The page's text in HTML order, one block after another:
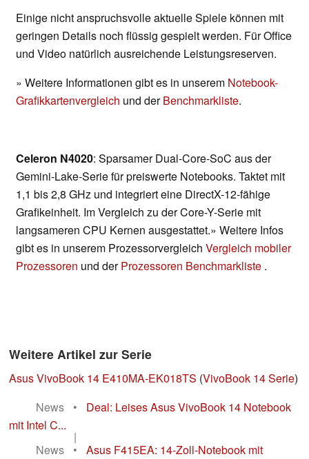
Einige nicht anspruchsvolle aktuelle Spiele können mit
geringen Details noch flüssig gespielt werden. Für Office
und Video natürlich ausreichende Leistungsreserven.
» Weitere Informationen gibt es in unserem Notebook-
Grafikkartenvergleich und derBenchmarkliste.
Celeron N4020: Sparsamer Dual-Core-SoC aus der
Gemini-Lake-Serie für preiswerte Notebooks. Taktet mit
1,1 bis 2,8 GHz und integriert eine DirectX-12-fähige
Grafikeinheit. Im Vergleich zu der Core-Y-Serie mit
langsameren CPU Kernen ausgestattet.» Weitere Infos
gibt es in unserem Prozessorvergleich Vergleich mobiler
Prozessoren und derProzessoren Benchmarkliste .
Weitere Artikel zur Serie
Asus VivoBook 14 E410MA-EK018TS (VivoBook 14 Serie)
News
•
Deal: Leises Asus VivoBook 14 Notebook
mit Intel C...
|
News
•
Asus F415EA: 14-Zoll-Notebook mit